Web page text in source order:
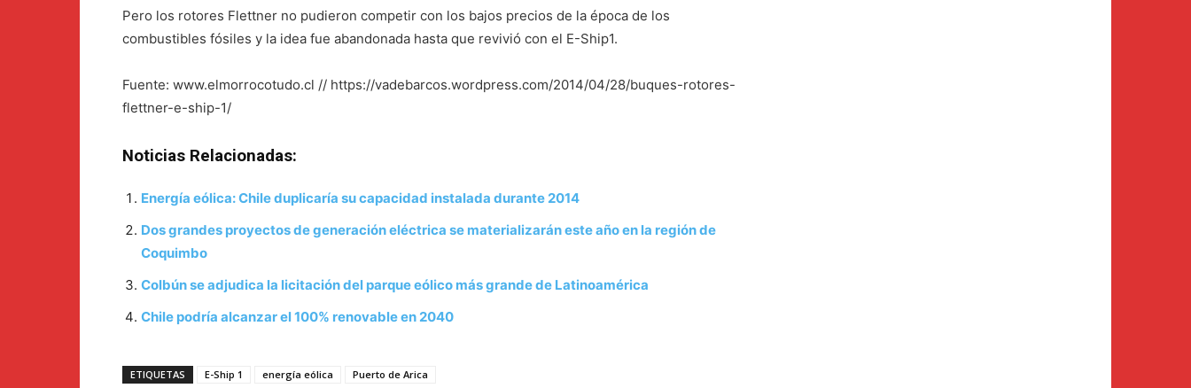
Pero los rotores Flettner no pudieron competir con los bajos precios de la época de los
combustibles fósiles y la idea fue abandonada hasta que revivió con el E-Ship1.
Fuente: www.elmorrocotudo.cl // https://vadebarcos.wordpress.com/2014/04/28/buques-rotores-
flettner-e-ship-1/
Noticias Relacionadas:
Energía eólica: Chile duplicaría su capacidad instalada durante 2014
Dos grandes proyectos de generación eléctrica se materializarán este año en la región de
Coquimbo
Colbún se adjudica la licitación del parque eólico más grande de Latinoamérica
Chile podría alcanzar el 100% renovable en 2040
ETIQUETAS E-Ship 1 energía eólica Puerto de Arica